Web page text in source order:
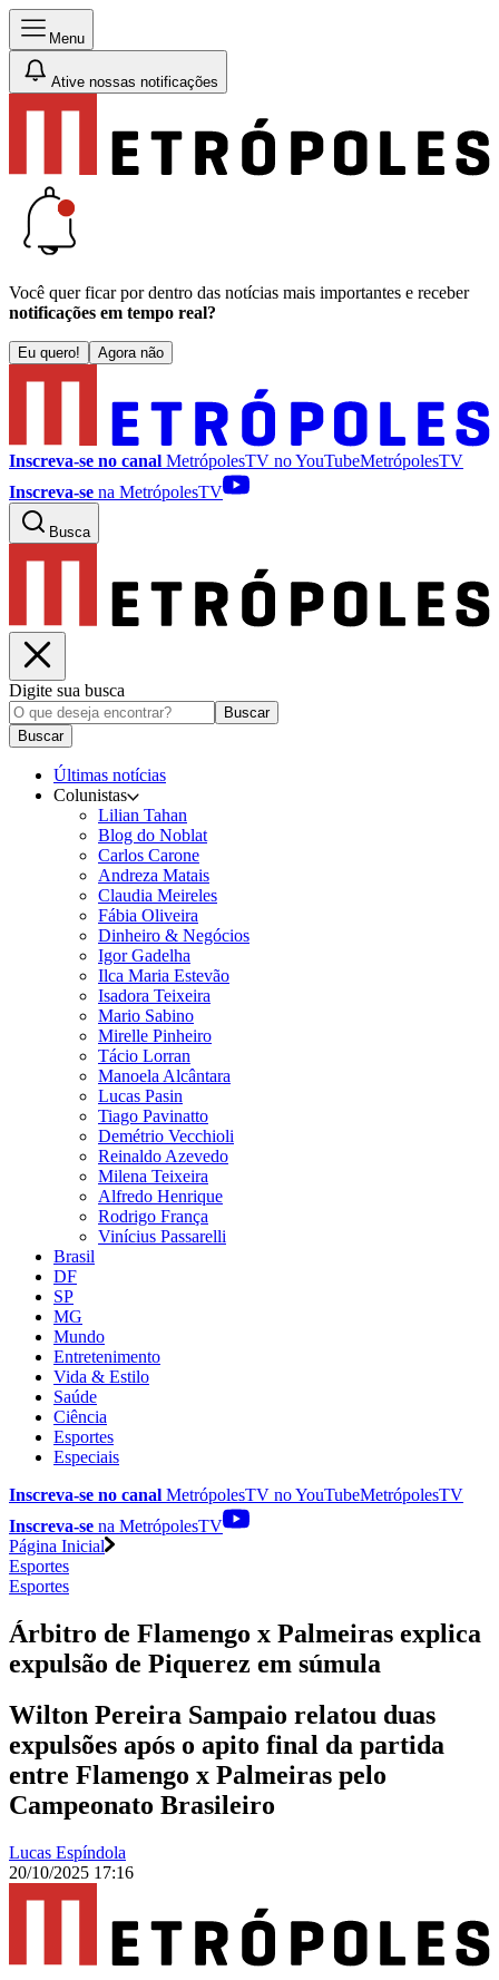
Menu
Ative nossas notificações
Você quer ficar por dentro das notícias mais importantes e receber
notificações em tempo real?
Eu quero! Agora não
Inscreva-se no canal MetrópolesTV noYouTubeMetrópolesTV
Inscreva-se na MetrópolesTV
Busca
Digite sua busca
Buscar
Buscar
Últimas notícias
Colunistas
Lilian Tahan
Blog do Noblat
Carlos Carone
Andreza Matais
Claudia Meireles
Fábia Oliveira
Dinheiro & Negócios
Igor Gadelha
Ilca Maria Estevão
Isadora Teixeira
Mario Sabino
Mirelle Pinheiro
Tácio Lorran
Manoela Alcântara
Lucas Pasin
Tiago Pavinatto
Demétrio Vecchioli
Reinaldo Azevedo
Milena Teixeira
Alfredo Henrique
Rodrigo França
Vinícius Passarelli
Brasil
DF
SP
MG
Mundo
Entretenimento
Vida & Estilo
Saúde
Ciência
Esportes
Especiais
Inscreva-se no canal MetrópolesTV noYouTubeMetrópolesTV
Inscreva-se na MetrópolesTV
Página Inicial
Esportes
Esportes
Árbitro de Flamengo x Palmeiras explica
expulsão de Piquerez em súmula
Wilton Pereira Sampaio relatou duas
expulsões após o apito final da partida
entre Flamengo x Palmeiras pelo
Campeonato Brasileiro
Lucas Espíndola
20/10/2025 17:16